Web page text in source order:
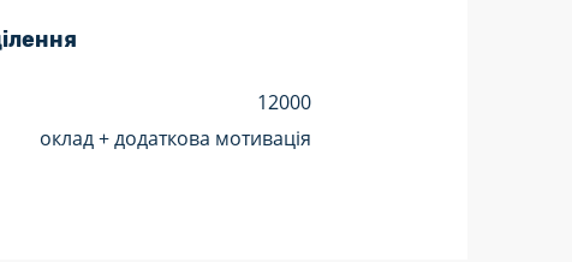
12000
оклад + додаткова мотивація